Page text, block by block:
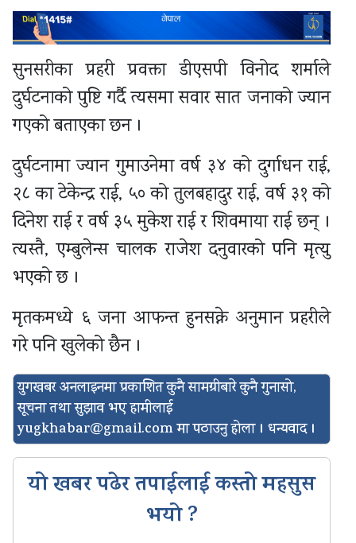
सुनसरीका प्रहरी प्रवक्ता डीएसपी विनोद शर्माले
दुर्घटनाको पुष्टि गर्दै त्यसमा सवार सात जनाको ज्यान
गएको बताएका छन ।
दुर्घटनामा ज्यान गुमाउनेमा वर्ष ३४ को दुर्गाधन राई,
२८ का टेकेन्द्र राई, ५० को तुलबहादुर राई, वर्ष ३१ को
दिनेश राई र वर्ष ३५ मुकेश राई र शिवमाया राई छन् ।
त्यस्तै, एम्बुलेन्स चालक राजेश दनुवारको पनि मृत्यु
भएको छ ।
मृतकमध्ये ६ जना आफन्त हुनसक्ने अनुमान प्रहरीले
गरे पनि खुलेको छैन ।
युगखबर अनलाइनमा प्रकाशित कुनै सामग्रीबारे कुनै गुनासो,
सूचना तथा सुझाव भए हामीलाई
yugkhabar@gmail.comमा पठाउनु होला । धन्यवाद ।
यो खबर पढेर तपाईलाई कस्तो महसुस
भयो ?